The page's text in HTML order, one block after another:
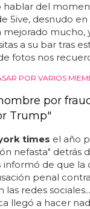
hablar del
5ive, desnudo en
mejorado mucho,
a su bar tras
fotos nos
POR VARIOS
por
Trump"
times el año
nefasta" detrás
informó de que la
penal
las redes
llegó a hacer